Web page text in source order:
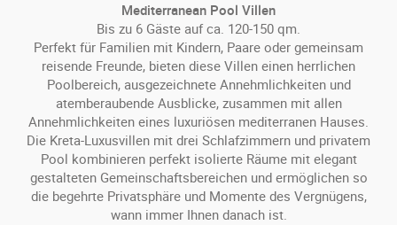
Mediterranean Pool Villen
Bis zu 6 Gäste auf ca. 120-150 qm.
Perfekt für Familien mit Kindern, Paare oder gemeinsam
reisende Freunde, bieten diese Villen einen herrlichen
Poolbereich, ausgezeichnete Annehmlichkeiten und
atemberaubende Ausblicke, zusammen mit allen
Annehmlichkeiten eines luxuriösen mediterranen Hauses.
Die Kreta-Luxusvillen mit drei Schlafzimmern und privatem
Pool kombinieren perfekt isolierte Räume mit elegant
gestalteten Gemeinschaftsbereichen und ermöglichen so
die begehrte Privatsphäre und Momente des Vergnügens,
wann immer Ihnen danach ist.